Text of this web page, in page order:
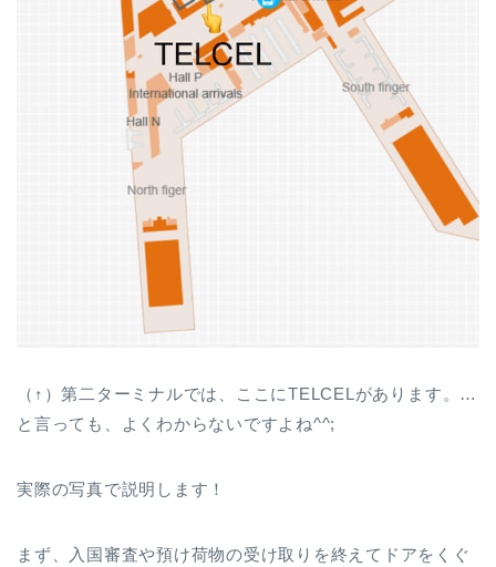
（↑）第二ターミナルでは、ここにTELCELがあります。…
と言っても、よくわからないですよね^^;
実際の写真で説明します！
まず、入国審査や預け荷物の受け取りを終えてドアをくぐ